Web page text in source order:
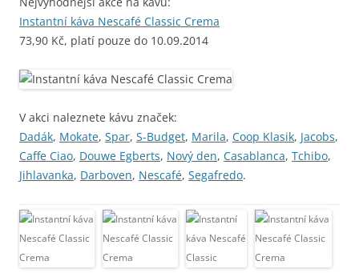
Instantní káva Nescafé Classic Crema
73,90 Kč, platí pouze do 10.09.2014
V akci naleznete kávu značek:
Dadák, Mokate, Spar, S-Budget, Marila, Coop Klasik, Jacobs,
Caffe Ciao, Douwe Egberts, Nový den, Casablanca, Tchibo,
Jihlavanka, Darboven, Nescafé, Segafredo.